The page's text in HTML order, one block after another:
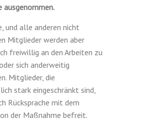
ausgenommen.
und alle anderen nicht
Mitglieder werden aber
freiwillig an den Arbeiten zu
sich anderweitig
Mitglieder, die
stark eingeschränkt sind,
Rücksprache mit dem
der Maßnahme befreit.